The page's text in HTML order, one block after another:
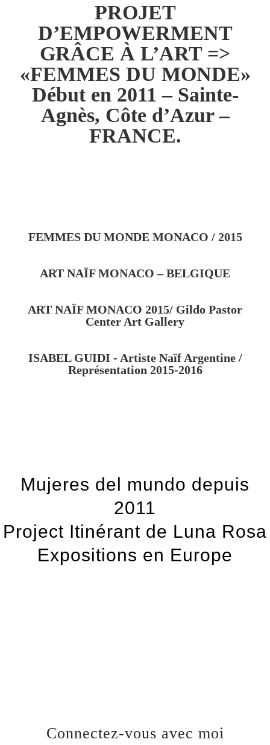
PROJET
D’EMPOWERMENT
GRÂCE À L’ART =>
«FEMMES DU MONDE»
Début en 2011 – Sainte-
Agnès, Côte d’Azur –
FRANCE.
FEMMES DU MONDE MONACO / 2015
ART NAÏF MONACO – BELGIQUE
ART NAÏF MONACO 2015/ Gildo Pastor
Center Art Gallery
ISABEL GUIDI - Artiste Naïf Argentine /
Représentation 2015-2016
Mujeres del mundo depuis
2011
Project Itinérant de Luna Rosa
Expositions en Europe
Connectez-vous avec moi